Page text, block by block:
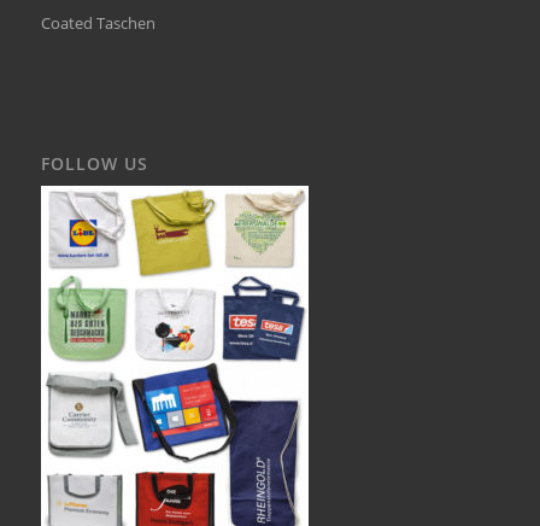
Coated Taschen
FOLLOW US